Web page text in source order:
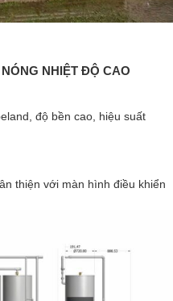
NHIỆT ĐỘ CAO
độ bền cao, hiệu suất
thiện với màn hình điều khiển